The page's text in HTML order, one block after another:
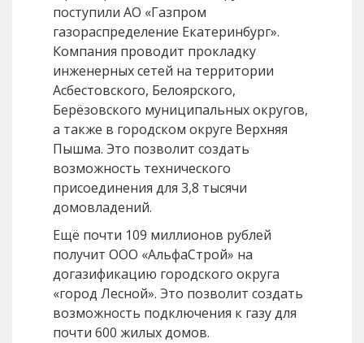
поступили АО «Газпром
газораспределение Екатеринбург».
Компания проводит прокладку
инженерных сетей на территории
Асбестовского, Белоярского,
Берёзовского муниципальных округов,
а также в городском округе Верхняя
Пышма. Это позволит создать
возможность технического
присоединения для 3,8 тысячи
домовладений.
Ещё почти 109 миллионов рублей
получит ООО «АльфаСтрой» на
догазификацию городского округа
«город Лесной». Это позволит создать
возможность подключения к газу для
почти 600 жилых домов.